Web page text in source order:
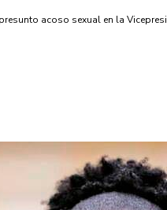
acoso sexual en la